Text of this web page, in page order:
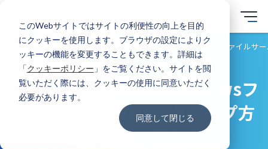
このWebサイトではサイトの利便性の向上を目的
にクッキーを使用します。ブラウザの設定によりク
ッキーの機能を変更することもできます。詳細は
「クッキーポリシー 」をご覧ください。サイトを閲
覧いただく際には、クッキーの使用に同意いただく
必要があります。
同意して閉じる
TOP ダウンロード資料一覧 「【基本がわかる】Windowsファイルサ
「【基本がわかる】Windowsフ
ァイルサーバのバックアップ方
法と実装の流れ」